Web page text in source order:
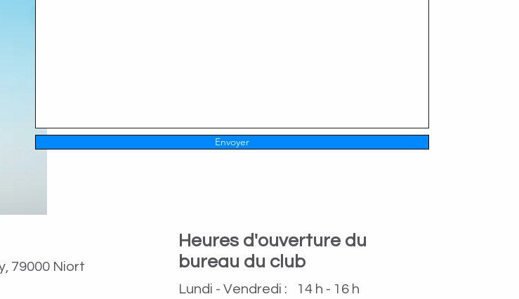
Envoyer
79000 Niort
Heures d'ouverture du
bureau du club
Lundi - Vendredi :
14 h - 16 h